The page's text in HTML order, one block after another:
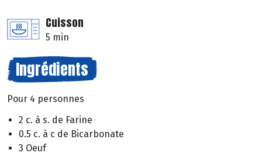
Cuisson
5 min
Ingrédients
Pour 4 personnes
2 c. à s. de Farine
0.5 c. à c de Bicarbonate
3 Oeuf